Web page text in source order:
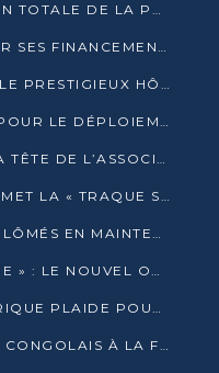
L’AFRIQUE VISE L’ÉRADICATION TOTALE DE LA POLIOMYÉLITE D’ICI 2026
LA BAD PROMET D’ACCÉLÉRER SES FINANCEMENTS AVEC LE MINISTÈRE DE L’ASSAINISSEMENT
SASSOU NGUESSO INAUGURE LE PRESTIGIEUX HÔTEL KEMPINSKI BRAZZAVILLE
LE SECTEUR PRIVÉ MOBILISÉ POUR LE DÉPLOIEMENT DE 19 MINI-CENTRALES SOLAIRES
YVON SANA BANGUI PREND LA TÊTE DE L’ASSOCIATION DES BANQUES CENTRALES AFRICAINES
DENIS SASSOU-NGUESSO PROMET LA « TRAQUE SANS RELÂCHE » DU GRAND BANDITISME
13 MILITAIRES CONGOLAIS DIPLÔMÉS EN MAINTENANCE INDUSTRIELLE APRÈS TROIS ANS DE FORMATION À L’UNIVERSITÉ MARIEN-NGOUABI
« BÂTIR, SERVIR, TRANSMETTRE » : LE NOUVEL OUVRAGE QUI INTERPELLE LES COLLECTIVITÉS
SYMPOSIUM DE L’ABCA : L’AFRIQUE PLAIDE POUR UN FINANCEMENT CLIMATIQUE ÉQUITABLE
TAEKWONDO : DEUX JUNIORS CONGOLAIS À LA FINALE D’OPEN SYRIES 2025 À ABIDJAN